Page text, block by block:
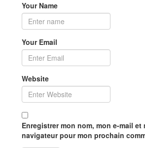
Your Name
Your Email
Website
Enregistrer mon nom, mon e-mail
navigateur pour mon prochain